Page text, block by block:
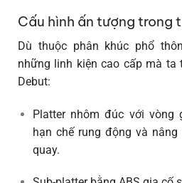
Cấu hình ấn tượng trong
Dù thuộc phân khúc phổ
những linh kiện cao cấp mà ta
Debut:
Platter nhôm đúc với vòng
hạn chế rung động và
quay.